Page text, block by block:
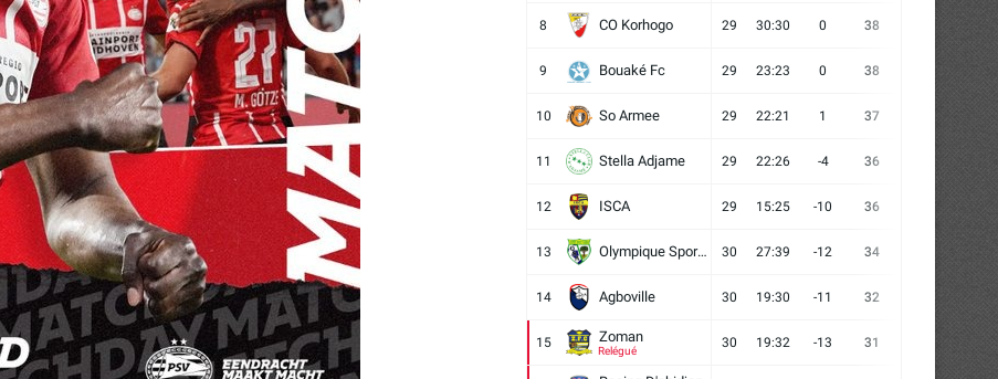
8 CO Korhogo 29 30:30 0 38 11
9 Bouaké Fc 29 23:23 0 38
10 So Armee 29 22:21 1 37 10 10
11 Stella Adjame 29 22:26 -4 36
12 ISCA 29 15:25 -10 36 13
13 Olympique Sport d'Abobo FC 30 27:39 -12 34
14 Agboville 30 19:30 -11 32
15 Zoman
Relégué
30 19:32 -13 31 10